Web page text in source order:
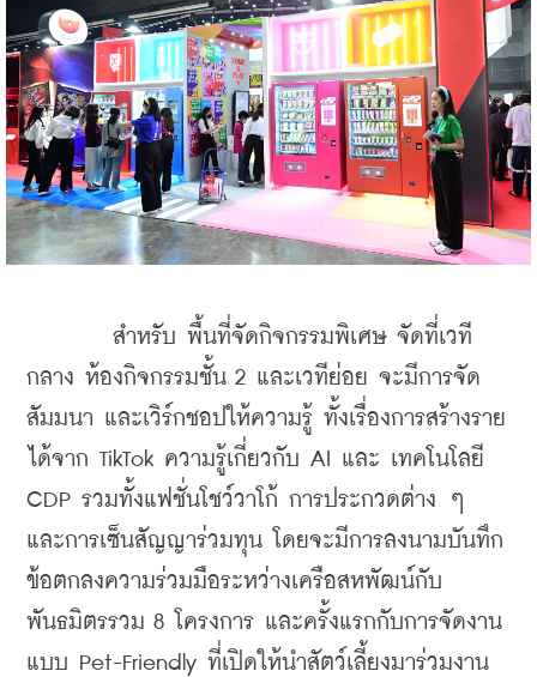
สำหรับ พื้นที่จัดกิจกรรมพิเศษ จัดที่เวที
กลาง ห้องกิจกรรมชั้น 2 และเวทีย่อย จะมีการจัด
สัมมนา และเวิร์กชอปให้ความรู้ ทั้งเรื่องการสร้างราย
ได้จาก TikTok ความรู้เกี่ยวกับ AI และ เทคโนโลยี
CDP รวมทั้งแฟชั่นโชว์วาโก้ การประกวดต่าง ๆ
และการเซ็นสัญญาร่วมทุน โดยจะมีการลงนามบันทึก
ข้อตกลงความร่วมมือระหว่างเครือสหพัฒน์กับ
พันธมิตรรวม 8 โครงการ และครั้งแรกกับการจัดงาน
แบบ Pet-Friendly ที่เปิดให้นำสัตว์เลี้ยงมาร่วมงาน